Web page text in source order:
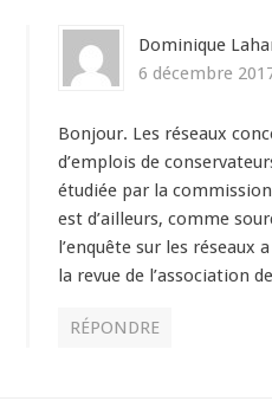
Dominique
6 décembre
Bonjour. Les réseaux
d’emplois de
étudiée par la
est d’ailleurs, comme
l’enquête sur les réseaux
la revue de l’association
RÉPONDRE